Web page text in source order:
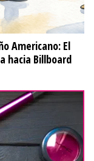
Americano: El
hacia Billboard